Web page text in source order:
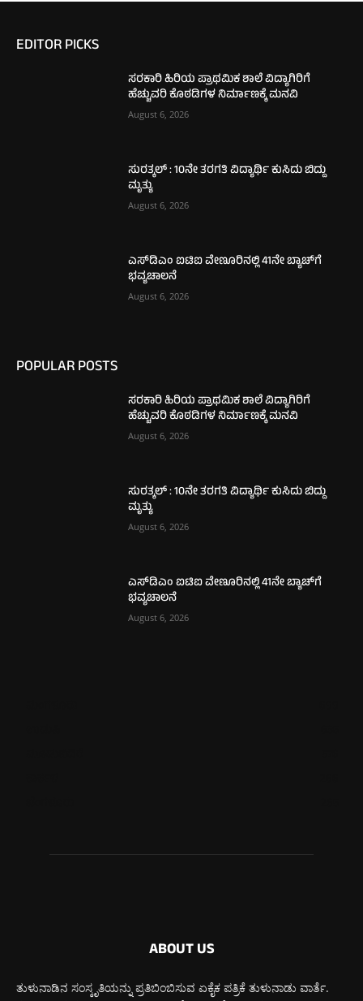
EDITOR PICKS
ಸರಕಾರಿ ಹಿರಿಯ ಪ್ರಾಥಮಿಕ ಶಾಲೆ ವಿದ್ಯಾಗಿರಿಗೆ
ಹೆಚ್ಚುವರಿ ಕೊಠಡಿಗಳ ನಿರ್ಮಾಣಕ್ಕೆ ಮನವಿ
August 6, 2026
ಸುರತ್ಕಲ್ : 10ನೇ ತರಗತಿ ವಿದ್ಯಾರ್ಥಿ ಕುಸಿದು ಬಿದ್ದು
ಮೃತ್ಯು
August 6, 2026
ಎಸ್‌ಡಿಎಂ ಐಟಿಐ ವೇಣೂರಿನಲ್ಲಿ 41ನೇ ಬ್ಯಾಚ್‌ಗೆ
ಭವ್ಯಚಾಲನೆ
August 6, 2026
POPULAR POSTS
ಸರಕಾರಿ ಹಿರಿಯ ಪ್ರಾಥಮಿಕ ಶಾಲೆ ವಿದ್ಯಾಗಿರಿಗೆ
ಹೆಚ್ಚುವರಿ ಕೊಠಡಿಗಳ ನಿರ್ಮಾಣಕ್ಕೆ ಮನವಿ
August 6, 2026
ಸುರತ್ಕಲ್ : 10ನೇ ತರಗತಿ ವಿದ್ಯಾರ್ಥಿ ಕುಸಿದು ಬಿದ್ದು
ಮೃತ್ಯು
August 6, 2026
ಎಸ್‌ಡಿಎಂ ಐಟಿಐ ವೇಣೂರಿನಲ್ಲಿ 41ನೇ ಬ್ಯಾಚ್‌ಗೆ
ಭವ್ಯಚಾಲನೆ
August 6, 2026
ABOUT US
ತುಳುನಾಡಿನ ಸಂಸ್ಕೃತಿಯನ್ನು ಪ್ರತಿಬಿಂಬಿಸುವ ಏಕೈಕ ಪತ್ರಿಕೆ ತುಳುನಾಡು ವಾರ್ತೆ.